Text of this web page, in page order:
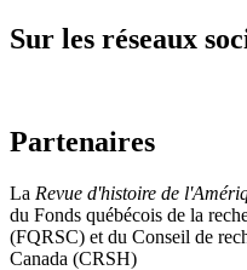
Sur les réseaux
Partenaires
La Revue d'histoire de
du Fonds québécois de la
(FQRSC) et du Conseil de
Canada (CRSH)